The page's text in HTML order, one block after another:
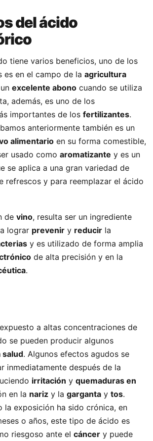
del ácido
tiene varios beneficios, uno de los
es en el campo de la agricultura
excelente abono cuando se utiliza
además, es uno de los
importantes de los fertilizantes.
anteriormente también es un
alimentario en su forma comestible,
usado como aromatizante y es un
se aplica a una gran variedad de
refrescos y para reemplazar el ácido
de vino, resulta ser un ingrediente
lograr prevenir y reducir la
y es utilizado de forma amplia
de alta precisión y en la
.
a altas concentraciones de
se pueden producir algunos
salud. Algunos efectos agudos se
inmediatamente después de la
irritación y quemaduras en
en la nariz y la garganta y tos.
la exposición ha sido crónica, en
o años, este tipo de ácido es
riesgoso ante el cáncer y puede